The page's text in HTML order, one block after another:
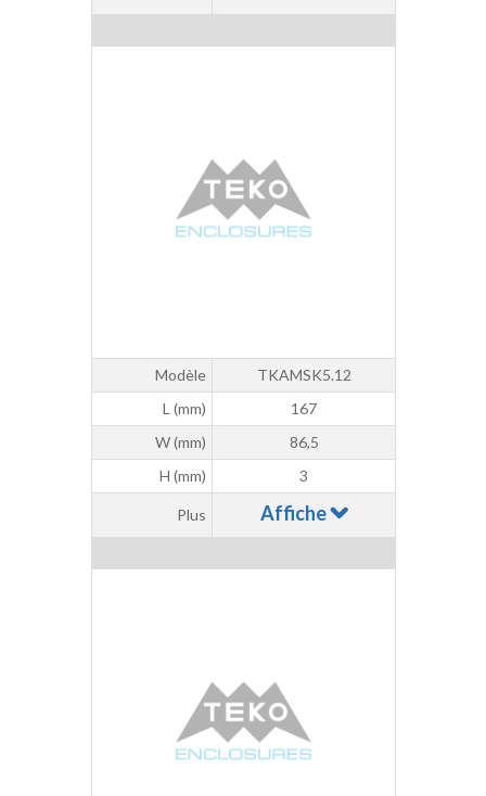
Modèle
TKAMSK5.12
L (mm)
167
W (mm)
86,5
H (mm)
3
Plus Affiche